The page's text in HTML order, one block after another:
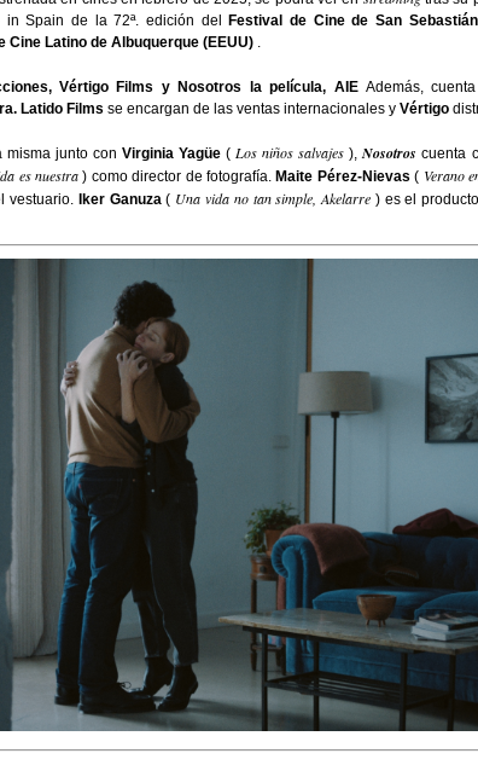
Spain de la 72ª. edición del Festival de Cine de San Sebastián
Cine Latino de Albuquerque (EEUU) .
Vértigo Films y Nosotros la película, AIEAdemás,
Latido Films se encargan de las ventas internacionales y Vértigo
misma junto con Virginia Yagüe(Los niños salvajes ),Nosotros cuenta
es nuestra) como director de fotografía. Maite Pérez-Nievas ( Verano
vestuario. Iker Ganuza( Una vida no tan simple, Akelarre ) es el